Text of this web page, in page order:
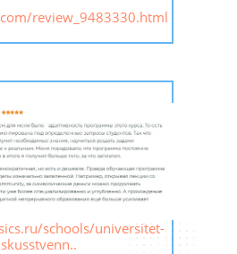
review_9483330.html
schools/universitet-